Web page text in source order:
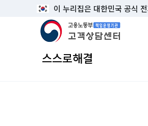
이 누리집은 대한민국 공식
고용노동부 책임운영기관 고객상
스스로해결